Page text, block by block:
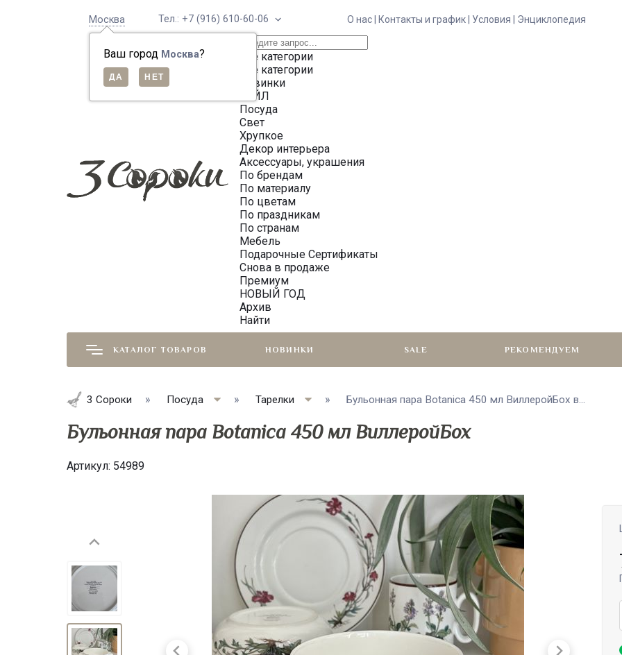
Москва
Ваш город Москва?
Тел.: +7 (916) 610-60-06 О нас | Контакты и график | Условия | Энциклопедия
Все категории
Все категории
Новинки
СЕЙЛ
Посуда
Свет
Хрупкое
Декор интерьера
Аксессуары, украшения
По брендам
По материалу
По цветам
По праздникам
По странам
Мебель
Подарочные Сертификаты
Снова в продаже
Премиум
НОВЫЙ ГОД
Архив
Найти
КАТАЛОГ ТОВАРОВ НОВИНКИ SALE РЕКОМЕНДУЕМ
3 Сороки Посуда Тарелки Бульонная пара Botanica 450 мл ВиллеройБох в...
Бульонная пара Botanica 450 мл ВиллеройБох
Артикул: 54989